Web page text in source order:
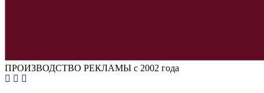
ПРОИЗВОДСТВО РЕКЛАМЫ с 2002 года